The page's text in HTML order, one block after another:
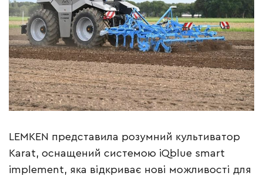
LEMKEN представила розумний культиватор
Karat, оснащений системою iQblue smart
implement, яка відкриває нові можливості для